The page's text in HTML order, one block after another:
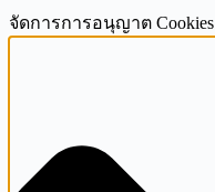
จัดการการอนุญาต Cookies